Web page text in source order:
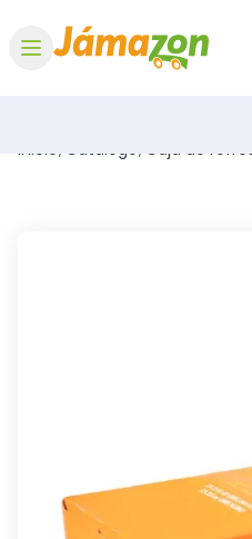
Inicio/ Catálogo/ Caja de